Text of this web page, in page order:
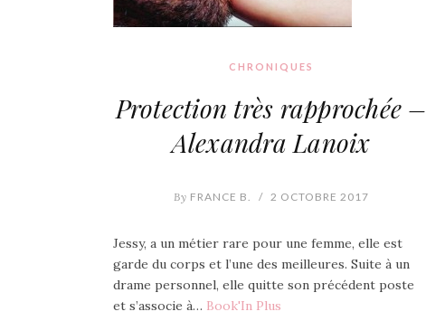
CHRONIQUES
Protection très rapprochée –
Alexandra Lanoix
By FRANCE B. / 2 OCTOBRE 2017
Jessy, a un métier rare pour une femme, elle est
garde du corps et l’une des meilleures. Suite à un
drame personnel, elle quitte son précédent poste
et s’associe à… Book'In Plus